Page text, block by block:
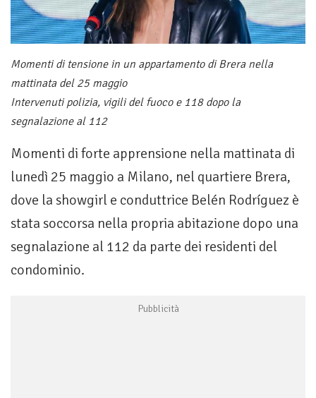
Momenti di tensione in un appartamento di Brera nella
mattinata del 25 maggio
Intervenuti polizia, vigili del fuoco e 118 dopo la
segnalazione al 112
Momenti di forte apprensione nella mattinata di
lunedì 25 maggio a Milano, nel quartiere Brera,
dove la showgirl e conduttrice Belén Rodríguez è
stata soccorsa nella propria abitazione dopo una
segnalazione al 112 da parte dei residenti del
condominio.